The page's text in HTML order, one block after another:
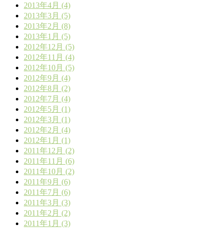
2013年4月 (4)
2013年3月 (5)
2013年2月 (8)
2013年1月 (5)
2012年12月 (5)
2012年11月 (4)
2012年10月 (5)
2012年9月 (4)
2012年8月 (2)
2012年7月 (4)
2012年5月 (1)
2012年3月 (1)
2012年2月 (4)
2012年1月 (1)
2011年12月 (2)
2011年11月 (6)
2011年10月 (2)
2011年9月 (6)
2011年7月 (6)
2011年3月 (3)
2011年2月 (2)
2011年1月 (3)